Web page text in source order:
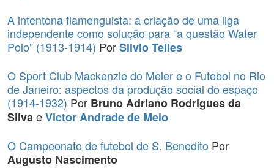
A intentona flamenguista: a criação de uma liga
independente como solução para “a questão Water
Polo” (1913-1914) PorSilvio Telles
O Sport Club Mackenzie do Meier e o Futebol no Rio
de Janeiro: aspectos da produção social do espaço
(1914-1932) Por Bruno Adriano Rodrigues da
SilvaeVictor Andrade de Melo
O Campeonato de futebol de S. Benedito Por
Augusto Nascimento